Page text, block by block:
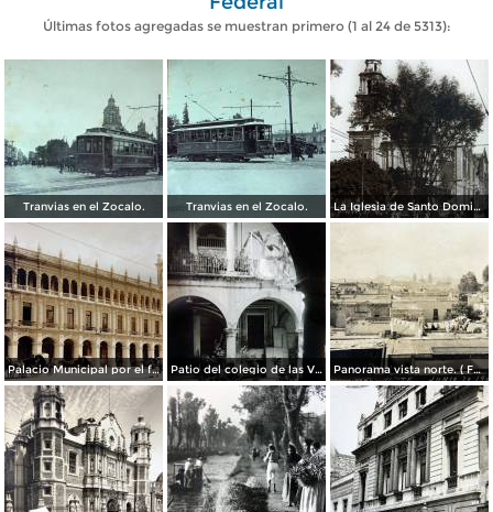
Últimas fotos agregadas se muestran primero (1 al 24 de 5313):
Tranvias en el Zocalo. Tranvias en el Zocalo. La Iglesia de Santo Domingo.
Palacio Municipal por el fotografo Hugo Brehme.. Patio del colegio de las Vizcainas por el fotografo Hugo Brehme. Panorama vista norte. ( Fechada el 20 de Junio de 1905 ).